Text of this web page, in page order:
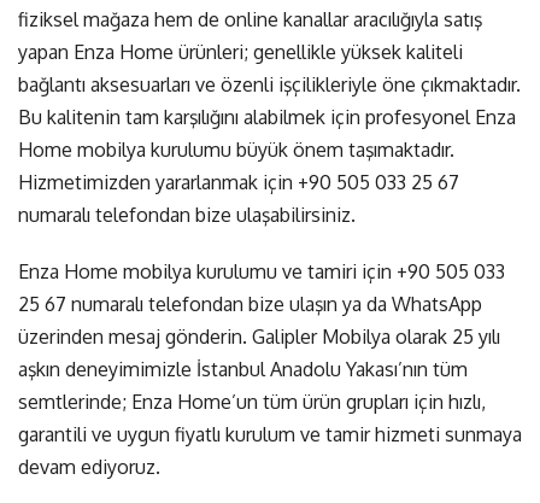
fiziksel mağaza hem de online kanallar aracılığıyla satış
yapan Enza Home ürünleri; genellikle yüksek kaliteli
bağlantı aksesuarları ve özenli işçilikleriyle öne çıkmaktadır.
Bu kalitenin tam karşılığını alabilmek için profesyonel Enza
Home mobilya kurulumu büyük önem taşımaktadır.
Hizmetimizden yararlanmak için +90 505 033 25 67
numaralı telefondan bize ulaşabilirsiniz.
Enza Home mobilya kurulumu ve tamiri için +90 505 033
25 67 numaralı telefondan bize ulaşın ya da WhatsApp
üzerinden mesaj gönderin. Galipler Mobilya olarak 25 yılı
aşkın deneyimimizle İstanbul Anadolu Yakası’nın tüm
semtlerinde; Enza Home’un tüm ürün grupları için hızlı,
garantili ve uygun fiyatlı kurulum ve tamir hizmeti sunmaya
devam ediyoruz.